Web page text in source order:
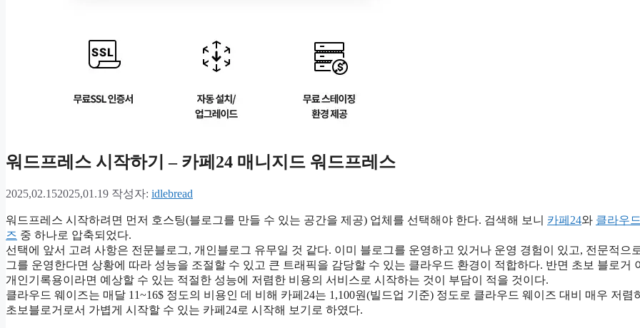
워드프레스 시작하기 – 카페24 매니지드 워드프레스
2025,02.152025,01.19 작성자: idlebread
워드프레스 시작하려면 먼저 호스팅(블로그를 만들 수 있는 공간을 제공) 업체를 선택해야 한다. 검색해 보니 카페24와 클라우
즈 중 하나로 압축되었다.
선택에 앞서 고려 사항은 전문블로그, 개인블로그 유무일 것 같다. 이미 블로그를 운영하고 있거나 운영 경험이 있고, 전문적으
그를 운영한다면 상황에 따라 성능을 조절할 수 있고 큰 트래픽을 감당할 수 있는 클라우드 환경이 적합하다. 반면 초보 블로거
개인기록용이라면 예상할 수 있는 적절한 성능에 저렴한 비용의 서비스로 시작하는 것이 부담이 적을 것이다.
클라우드 웨이즈는 매달 11~16$ 정도의 비용인 데 비해 카페24는 1,100원(빌드업 기준) 정도로 클라우드 웨이즈 대비 매우 저렴
초보블로거로서 가볍게 시작할 수 있는 카페24로 시작해 보기로 하였다.